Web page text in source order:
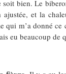
bien. Le
et la
qui m’a donné
eu beaucoup de